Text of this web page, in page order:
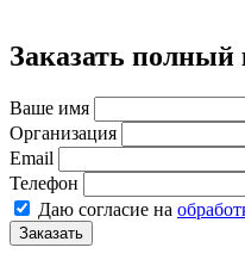
Заказать полный
Ваше имя
Организация
Email
Телефон
Даю согласие на
Заказать